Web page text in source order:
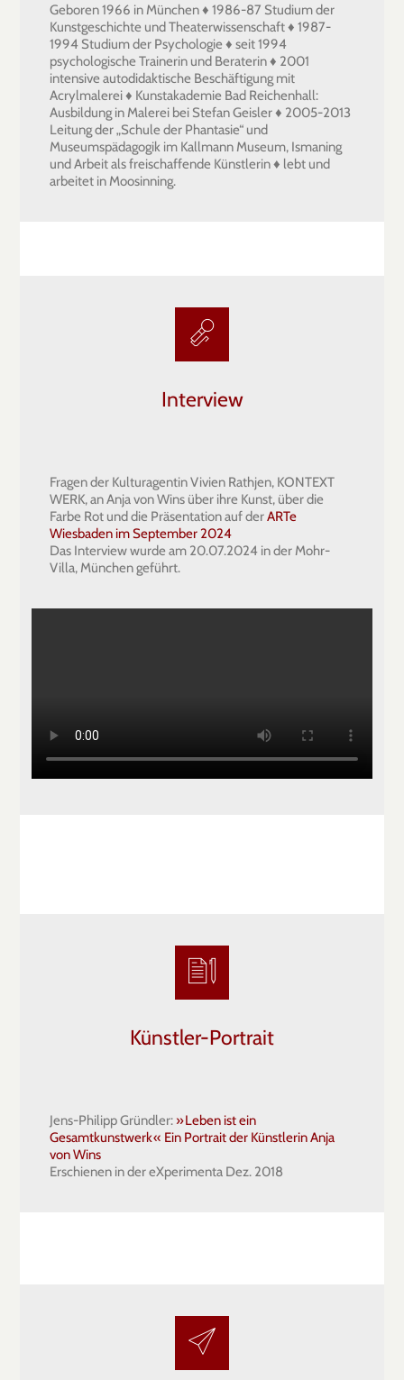
Geboren 1966 in München ♦ 1986-87 Studium der
Kunstgeschichte und Theaterwissenschaft ♦ 1987-
1994 Studium der Psychologie ♦ seit 1994
psychologische Trainerin und Beraterin ♦ 2001
intensive autodidaktische Beschäftigung mit
Acrylmalerei ♦ Kunstakademie Bad Reichenhall:
Ausbildung in Malerei bei Stefan Geisler ♦ 2005-2013
Leitung der „Schule der Phantasie“ und
Museumspädagogik im Kallmann Museum, Ismaning
und Arbeit als freischaffende Künstlerin ♦ lebt und
arbeitet in Moosinning.
Interview
Fragen der Kulturagentin Vivien Rathjen, KONTEXT
WERK, an Anja von Wins über ihre Kunst, über die
Farbe Rot und die Präsentation auf derARTe
Wiesbaden im September 2024
Das Interview wurde am 20.07.2024 in der Mohr-
Villa, München geführt.
Künstler-Portrait
Jens-Philipp Gründler:» Leben ist ein
Gesamtkunstwerk « Ein Portrait der Künstlerin Anja
von Wins
Erschienen in der eXperimenta Dez. 2018